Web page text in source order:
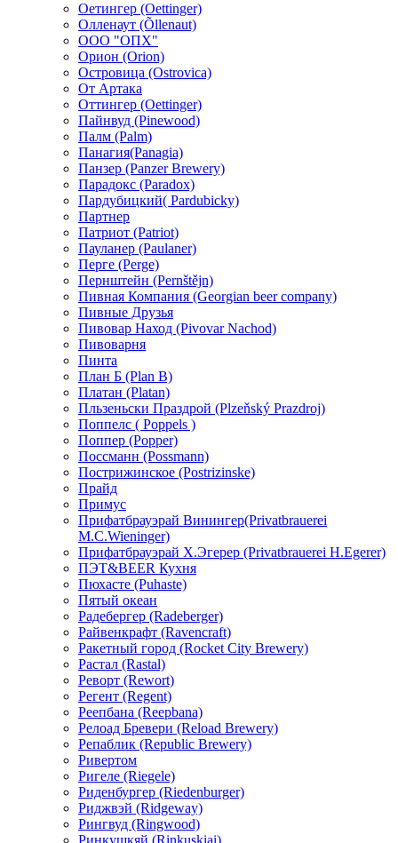
Оетингер (Oettinger)
Олленаут (Õllenaut)
ООО "ОПХ"
Орион (Orion)
Островица (Ostrovica)
От Артака
Оттингер (Oettinger)
Пайнвуд (Pinewood)
Палм (Palm)
Панагия(Panagia)
Панзер (Panzer Brewery)
Парадокс (Paradox)
Пардубицкий( Pardubicky)
Партнер
Патриот (Patriot)
Пауланер (Paulaner)
Перге (Perge)
Пернштейн (Pernštějn)
Пивная Компания (Georgian beer company)
Пивные Друзья
Пивовар Наход (Pivovar Nachod)
Пивоварня
Пинта
План Б (Plan B)
Платан (Platan)
Пльзеньски Праздрой (Plzeňský Prazdroj)
Поппелс ( Poppels )
Поппер (Popper)
Поссманн (Possmann)
Пострижинское (Postrizinske)
Прайд
Примус
Прифатбрауэрай Винингер(Privatbrauerei
М.С.Wieninger)
Прифатбрауэрай Х.Эгерер (Privatbrauerei H.Egerer)
ПЭТ&BEER Кухня
Пюхасте (Puhaste)
Пятый океан
Радебергер (Radeberger)
Райвенкрафт (Ravencraft)
Ракетный город (Rocket City Brewery)
Растал (Rastal)
Реворт (Rewort)
Регент (Regent)
Реепбана (Reepbana)
Релоад Бревери (Reload Brewery)
Репаблик (Republic Brewery)
Ривертом
Ригеле (Riegele)
Риденбургер (Riedenburger)
Риджвэй (Ridgeway)
Рингвуд (Ringwood)
Ринкушкяй (Rinkuskiai)